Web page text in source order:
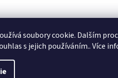
soubory cookie. Dalším
s jejich používáním.. Více